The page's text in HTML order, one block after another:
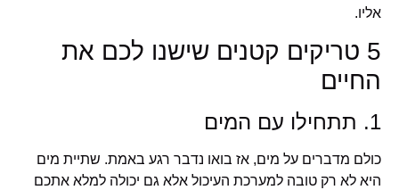
אליו.
5 טריקים קטנים שישנו לכם את
החיים
1. תתחילו עם המים
כולם מדברים על מים, אז בואו נדבר רגע באמת. שתיית מים
היא לא רק טובה למערכת העיכול אלא גם יכולה למלא אתכם